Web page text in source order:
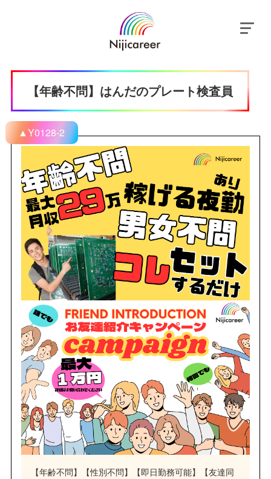
【年齢不問】はんだのプレート検査員
▲Y0128-2
【年齢不問】【性別不問】【即日勤務可能】【友達同